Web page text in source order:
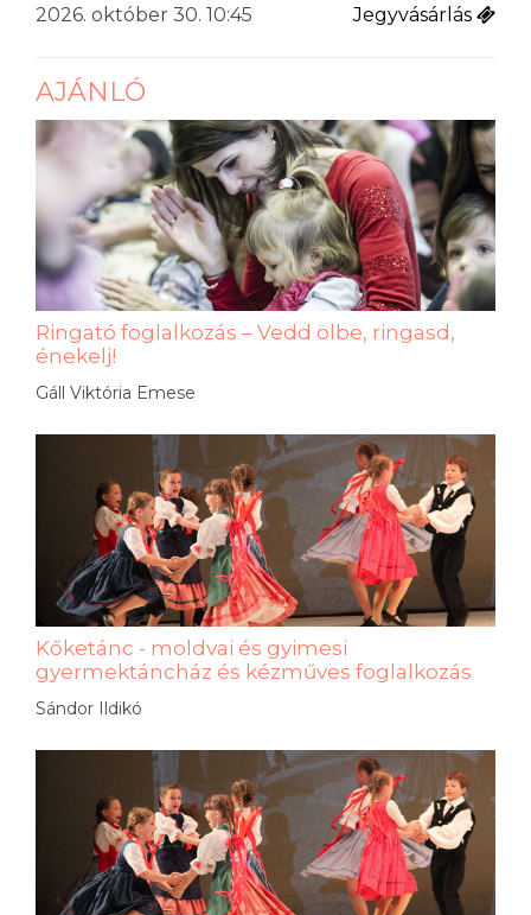
2026. október 30. 10:45 Jegyvásárlás
AJÁNLÓ
Ringató foglalkozás – Vedd ölbe, ringasd,
énekelj!
Gáll Viktória Emese
Kőketánc - moldvai és gyimesi
gyermektáncház és kézműves foglalkozás
Sándor Ildikó